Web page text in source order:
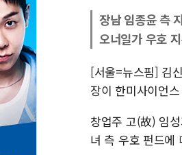
장남 임종윤 측
오너일가 우호
[서울=뉴스핌] 김
장이 한미사이언
창업주 고(故) 임
녀 측 우호 펀드에